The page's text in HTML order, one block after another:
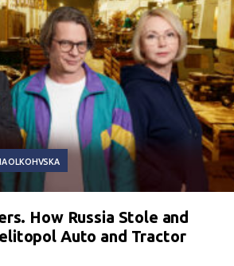
OLKOHVSKA
How Russia Stole and
Auto and Tractor